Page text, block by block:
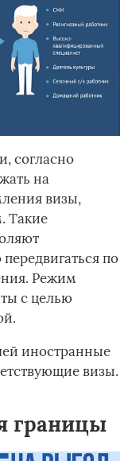
согласно
на
визы,
Такие
по
Режим
с целью
иностранные
визы.
границы